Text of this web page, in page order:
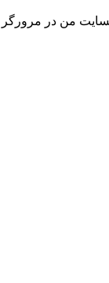
من در مرورگر